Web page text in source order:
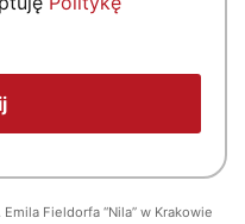
Fieldorfa “Nila” w Krakowie